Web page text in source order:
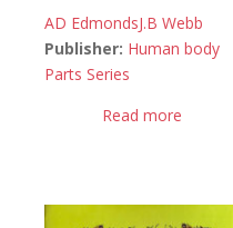
AD EdmondsJ.B Webb
Publisher: Human body
Parts Series
Read more